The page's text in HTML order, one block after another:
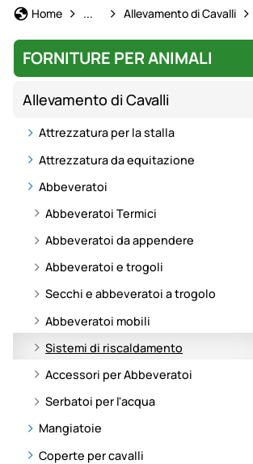
Home Forniture per animali
... Allevamento di Cavalli
FORNITURE PER ANIMALI
Allevamento di Cavalli
Attrezzatura per la stalla
Attrezzatura da equitazione
Abbeveratoi
Abbeveratoi Termici
Abbeveratoi da appendere
Abbeveratoi e trogoli
Secchi e abbeveratoi a trogolo
Abbeveratoi mobili
Sistemi di riscaldamento
Accessori per Abbeveratoi
Serbatoi per l'acqua
Mangiatoie
Coperte per cavalli